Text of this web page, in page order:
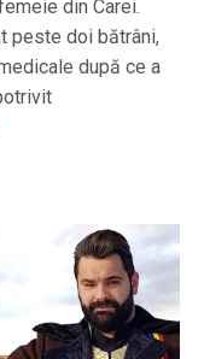
din Carei.
peste doi bătrâni,
după ce a